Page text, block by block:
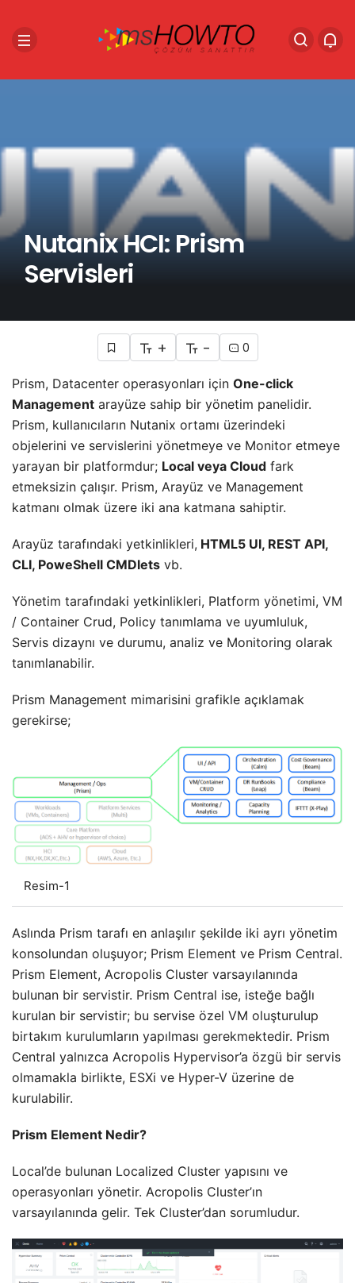
Nutanix HCI: Prism
Servisleri
+ - 0
Prism, Datacenter operasyonları için One-click
Management arayüze sahip bir yönetim panelidir.
Prism, kullanıcıların Nutanix ortamı üzerindeki
objelerini ve servislerini yönetmeye ve Monitor etmeye
yarayan bir platformdur; Local veya Cloud fark
etmeksizin çalışır. Prism, Arayüz ve Management
katmanı olmak üzere iki ana katmana sahiptir.
Arayüz tarafındaki yetkinlikleri, HTML5 UI, REST API,
CLI, PoweShell CMDlets vb.
Yönetim tarafındaki yetkinlikleri, Platform yönetimi, VM
/ Container Crud, Policy tanımlama ve uyumluluk,
Servis dizaynı ve durumu, analiz ve Monitoring olarak
tanımlanabilir.
Prism Management mimarisini grafikle açıklamak
gerekirse;
Resim-1
Aslında Prism tarafı en anlaşılır şekilde iki ayrı yönetim
konsolundan oluşuyor; Prism Element ve Prism Central.
Prism Element, Acropolis Cluster varsayılanında
bulunan bir servistir. Prism Central ise, isteğe bağlı
kurulan bir servistir; bu servise özel VM oluşturulup
birtakım kurulumların yapılması gerekmektedir. Prism
Central yalnızca Acropolis Hypervisor’a özgü bir servis
olmamakla birlikte, ESXi ve Hyper-V üzerine de
kurulabilir.
Prism Element Nedir?
Local’de bulunan Localized Cluster yapısını ve
operasyonları yönetir. Acropolis Cluster’ın
varsayılanında gelir. Tek Cluster’dan sorumludur.